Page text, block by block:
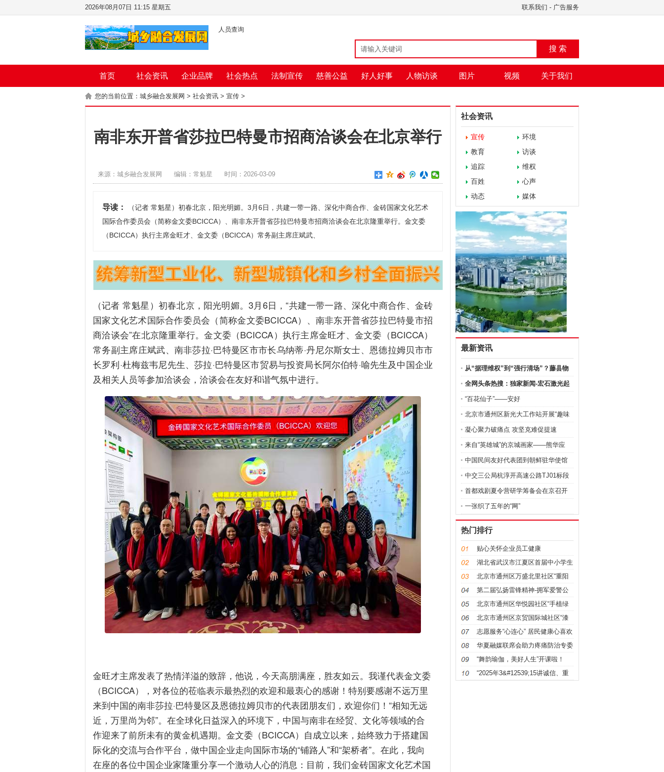
联系我们 - 广告服务
2026年08月07日 11:15 星期五
人员查询
搜 索
首页 社会资讯 企业品牌 社会热点 法制宣传 慈善公益 好人好事 人物访谈 图片 视频 关于我们
您的当前位置： 城乡融合发展网 > 社会资讯 > 宣传 >
南非东开普省莎拉巴特曼市招商洽谈会在北京举行
来源：城乡融合发展网 编辑：常魁星 时间：2026-03-09
导读：
（记者 常魁星）初春北京，阳光明媚。3月6日，共建一带一路、深化中商合作、金砖国家文化艺术
国际合作委员会（简称金文委BCICCA）、南非东开普省莎拉巴特曼市招商洽谈会在北京隆重举行。金文委
（BCICCA）执行主席金旺才、金文委（BCICCA）常务副主席庄斌武、
（记者 常魁星）初春北京，阳光明媚。3月6日，“共建一带一路、深化中商合作、金砖
国家文化艺术国际合作委员会（简称金文委BCICCA）、南非东开普省莎拉巴特曼市招
商洽谈会”在北京隆重举行。金文委（BCICCA）执行主席金旺才、金文委（BCICCA）
常务副主席庄斌武、南非莎拉·巴特曼区市市长乌纳蒂·丹尼尔斯女士、恩德拉姆贝市市
长罗利·杜梅兹韦尼先生、莎拉·巴特曼区市贸易与投资局长阿尔伯特·喻先生及中国企业
及相关人员等参加洽谈会，洽谈会在友好和谐气氛中进行。
金旺才主席发表了热情洋溢的致辞，他说，今天高朋满座，胜友如云。我谨代表金文委
（BCICCA），对各位的莅临表示最热烈的欢迎和最衷心的感谢！特别要感谢不远万里
来到中国的南非莎拉·巴特曼区及恩德拉姆贝市的代表团朋友们，欢迎你们！“相知无远
近，万里尚为邻”。在全球化日益深入的环境下，中国与南非在经贸、文化等领域的合
作迎来了前所未有的黄金机遇期。金文委（BCICCA）自成立以来，始终致力于搭建国
际化的交流与合作平台，做中国企业走向国际市场的“铺路人”和“架桥者”。在此，我向
在座的各位中国企业家隆重分享一个激动人心的消息：目前，我们金砖国家文化艺术国
社会资讯
宣传
环境
教育
访谈
追踪
维权
百姓
心声
动态
媒体
最新资讯
从“据理维权”到“强行清场”？藤县物
全网头条热搜：独家新闻-宏石激光起
诉
“百花仙子”——安好
北京市通州区新光大工作站开展“趣味
凝心聚力破痛点 攻坚克难促提速
来自“英雄城”的京城画家——熊华应
中国民间友好代表团到朝鲜驻华使馆
献花
中交三公局杭淳开高速公路TJ01标段
开展
首都戏剧夏令营研学筹备会在京召开
一张织了五年的“网”
热门排行
贴心关怀企业员工健康
湖北省武汉市江夏区首届中小学生
游泳比
北京市通州区万盛北里社区“重阳
节敬老
第二届弘扬雷锋精神-拥军爱警公
益人经
北京市通州区华悦园社区“手植绿
意，拾
北京市通州区京贸国际城社区“漆
彩扇韵
志愿服务“心连心” 居民健康心喜欢
华夏融媒联席会助力疼痛防治专委
工作全
“舞韵瑜伽，美好人生”开课啦！
“2025年3&#12539;15讲诚信、重